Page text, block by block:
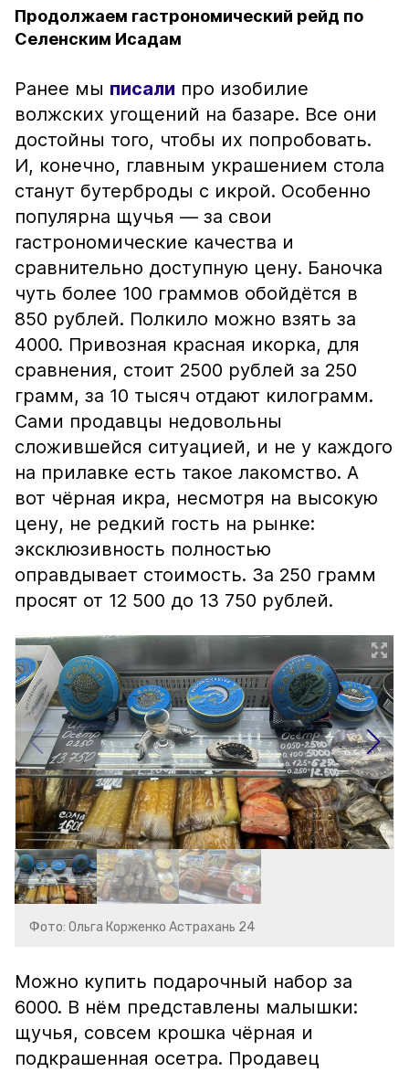
Продолжаем гастрономический рейд по
Селенским Исадам
Ранее мы писали про изобилие
волжских угощений на базаре. Все они
достойны того, чтобы их попробовать.
И, конечно, главным украшением стола
станут бутерброды с икрой. Особенно
популярна щучья — за свои
гастрономические качества и
сравнительно доступную цену. Баночка
чуть более 100 граммов обойдётся в
850 рублей. Полкило можно взять за
4000. Привозная красная икорка, для
сравнения, стоит 2500 рублей за 250
грамм, за 10 тысяч отдают килограмм.
Сами продавцы недовольны
сложившейся ситуацией, и не у каждого
на прилавке есть такое лакомство. А
вот чёрная икра, несмотря на высокую
цену, не редкий гость на рынке:
эксклюзивность полностью
оправдывает стоимость. За 250 грамм
просят от 12 500 до 13 750 рублей.
Фото: Ольга Корженко Астрахань 24
Можно купить подарочный набор за
6000. В нём представлены малышки:
щучья, совсем крошка чёрная и
подкрашенная осетра. Продавец